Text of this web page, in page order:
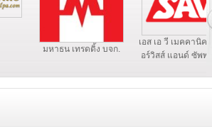
มหาธน เทรดดิ้ง บจก.
เอส เอ วี เมคคานิคคอลเซ
อร์วิสส์ แอนด์ ซัพพลายส์